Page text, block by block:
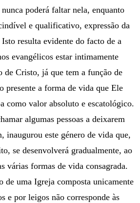
poderá faltar nela, enquanto
e qualificativo, expressão da
resulta evidente do facto de a
evangélicos estar intimamente
de Cristo, já que tem a função de
presente a forma de vida que Ele
como valor absoluto e escatológico.
algumas pessoas a deixarem
inaugurou este género de vida que,
se desenvolverá gradualmente, ao
várias formas de vida consagrada.
de uma Igreja composta unicamente
e por leigos não corresponde às